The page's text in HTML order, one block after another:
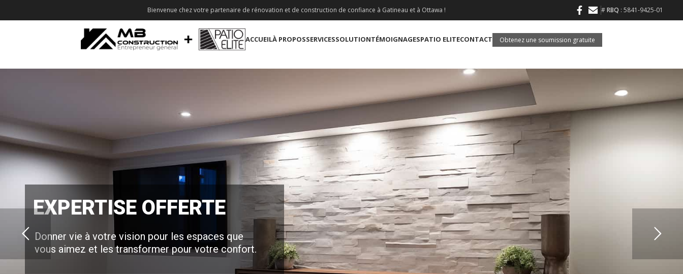
Bienvenue chez votre partenaire de rénovation et de construction de confiance à Gatineau et à Ottawa ! #RBQ : 5841-9425-01
ACCUEILÀ PROPOSSERVICESSOLUTIONTÉMOIGNAGESPATIO ELITECONTACT Obtenez une soumission gratuite
EXPERTISE OFFERTE
Donner vie à votre vision pour les espaces que
vous aimez et les transformer pour votre confort.